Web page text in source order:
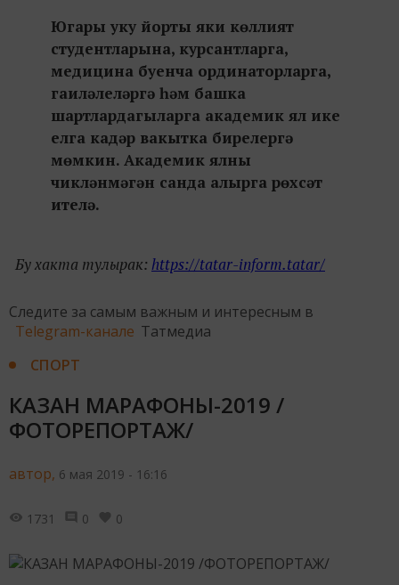
Югары уку йорты яки көллият
студентларына, курсантларга,
медицина буенча ординаторларга,
гаиләлеләргә һәм башка
шартлардагыларга академик ял ике
елга кадәр вакытка бирелергә
мөмкин. Академик ялны
чикләнмәгән санда алырга рөхсәт
ителә.
Бу хакта тулырак: https://tatar-inform.tatar/
Следите за самым важным и интересным в
Telegram-канале Татмедиа
СПОРТ
КАЗАН МАРАФОНЫ-2019 /
ФОТОРЕПОРТАЖ/
автор, 6 мая 2019 - 16:16
1731 0 0